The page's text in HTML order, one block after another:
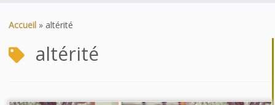
auAccueil » altérité
altérité